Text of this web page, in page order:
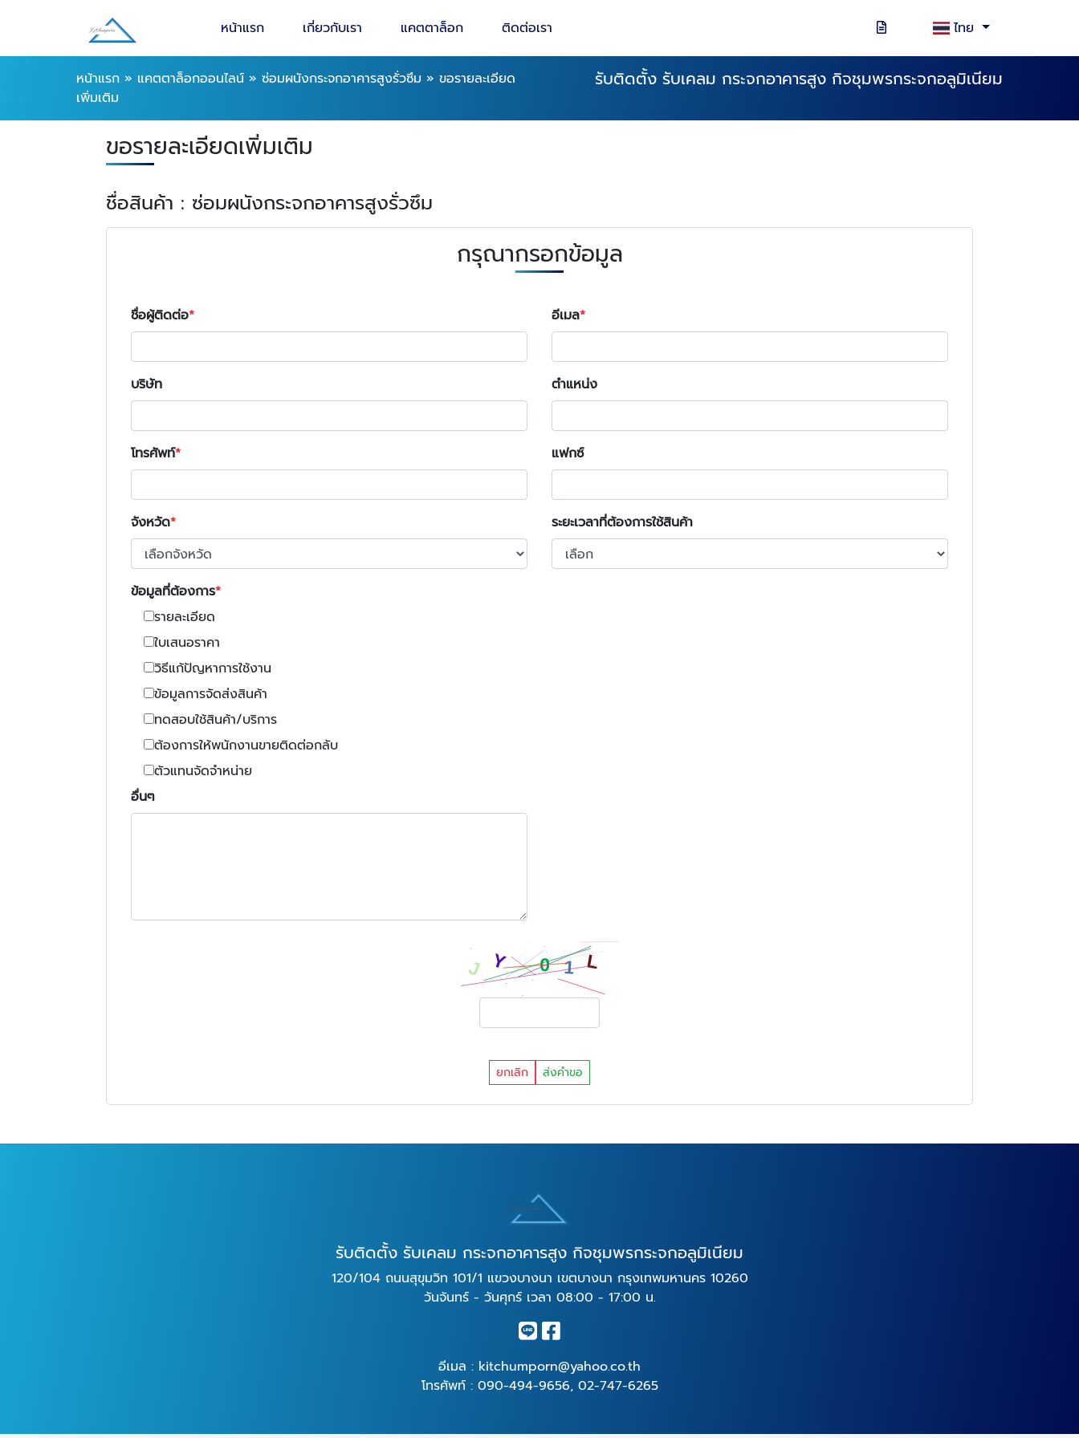
หน้าแรก เกี่ยวกับเรา แคตตาล็อก ติดต่อเรา ไทย
หน้าแรก » แคตตาล็อกออนไลน์ » ซ่อมผนังกระจกอาคารสูงรั่วซึม » ขอรายละเอียด
เพิ่มเติม
รับติดตั้ง รับเคลม กระจกอาคารสูง กิจชุมพรกระจกอลูมิเนียม
ขอรายละเอียดเพิ่มเติม
ชื่อสินค้า : ซ่อมผนังกระจกอาคารสูงรั่วซึม
กรุณากรอกข้อมูล
ชื่อผู้ติดต่อ อีเมล
บริษัท ตำแหน่ง
โทรศัพท์ แฟกซ์
จังหวัด ระยะเวลาที่ต้องการใช้สินค้า
ข้อมูลที่ต้องการ
รายละเอียด
ใบเสนอราคา
วิธีแก้ปัญหาการใช้งาน
ข้อมูลการจัดส่งสินค้า
ทดสอบใช้สินค้า/บริการ
ต้องการให้พนักงานขายติดต่อกลับ
ตัวแทนจัดจำหน่าย
อื่นๆ
ยกเลิก ส่งคำขอ
รับติดตั้ง รับเคลม กระจกอาคารสูง กิจชุมพรกระจกอลูมิเนียม
120/104 ถนนสุขุมวิท 101/1 แขวงบางนา เขตบางนา กรุงเทพมหานคร 10260
วันจันทร์ - วันศุกร์ เวลา 08:00 - 17:00 น.
อีเมล : kitchumporn@yahoo.co.th
โทรศัพท์ : 090-494-9656, 02-747-6265